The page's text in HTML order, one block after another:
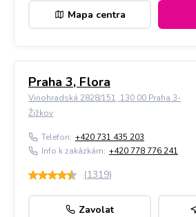
Mapa centra
Praha 3, Flora
Vinohradská 2828/151, 130 00 Praha 3-
Žižkov
Telefon: +420 731 435 203
Info k zakázkám: +420 778 776 241
(1319)
Zavolat